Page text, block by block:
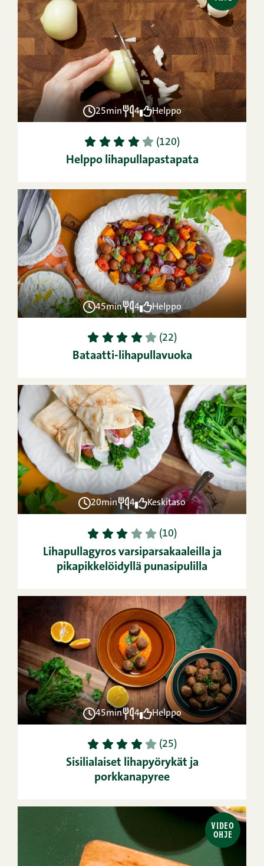
25min 4 Helppo
1 2 3 4 5 (120)
Helppo lihapullapastapata
45min 4 Helppo
1 2 3 4 5 (22)
Bataatti-lihapullavuoka
20min 4 Keskitaso
1 2 3 4 5 (10)
Lihapullagyros varsiparsakaaleilla ja
pikapikkelöidyllä punasipulilla
45min 4 Helppo
1 2 3 4 5 (25)
Sisilialaiset lihapyörykät ja
porkkanapyree
VIDEO
OHJE